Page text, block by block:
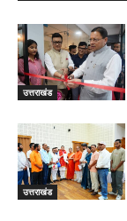
उत्तराखंड
उत्तराखंड